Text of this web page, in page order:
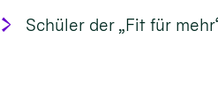
Schüler der „Fit für